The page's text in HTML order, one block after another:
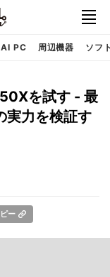
AI PC 周辺機器 ソフ
を試す - 最
実力を検証す
ー